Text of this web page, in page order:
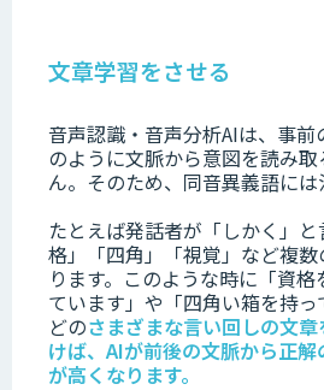
文章学習をさせる
音声認識・音声分析AIは、事
のように文脈から意図を読み
ん。そのため、同音異義語には
たとえば発話者が「しかく」
格」「四角」「視覚」など複
ります。このような時に「資
ています」や「四角い箱を持
どのさまざまな言い回しの文
けば、AIが前後の文脈から正
が高くなります。